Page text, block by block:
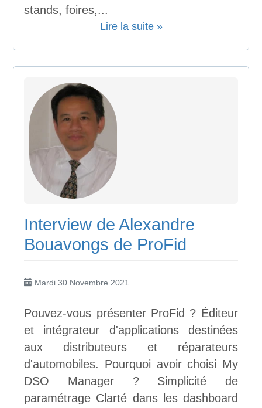
stands, foires,...
Lire la suite »
Interview de Alexandre
Bouavongs de ProFid
Mardi 30 Novembre 2021
Pouvez-vous présenter ProFid ? Éditeur
et intégrateur d'applications destinées
aux distributeurs et réparateurs
d'automobiles. Pourquoi avoir choisi My
DSO Manager ? Simplicité de
paramétrage Clarté dans les dashboard